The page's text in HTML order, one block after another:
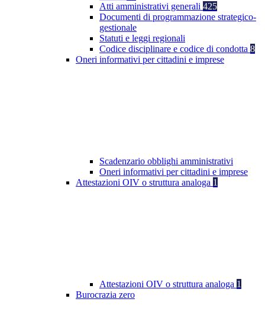
Atti amministrativi generali 425
Documenti di programmazione strategico-
gestionale
Statuti e leggi regionali
Codice disciplinare e codice di condotta 8
Oneri informativi per cittadini e imprese
Scadenzario obblighi amministrativi
Oneri informativi per cittadini e imprese
Attestazioni OIV o struttura analoga 1
Attestazioni OIV o struttura analoga 1
Burocrazia zero